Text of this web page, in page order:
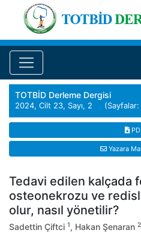
TOTBİD Derleme Dergisi
2024, Cilt 23, Sayı, 2 (Sayfalar:
Yazara
Tedavi edilen kalçada
osteonekrozu ve
olur, nasıl yönetilir?
Sadettin Çiftci 1, Hakan Şenaran 2